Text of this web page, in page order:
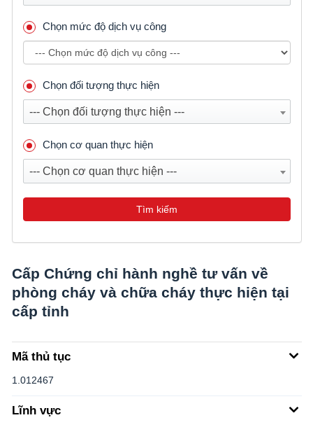
Chọn mức độ dịch vụ công
Chọn đối tượng thực hiện
--- Chọn đối tượng thực hiện ---
Chọn cơ quan thực hiện
--- Chọn cơ quan thực hiện ---
Tìm kiếm
Cấp Chứng chỉ hành nghề tư vấn về
phòng cháy và chữa cháy thực hiện tại
cấp tỉnh
Mã thủ tục
1.012467
Lĩnh vực